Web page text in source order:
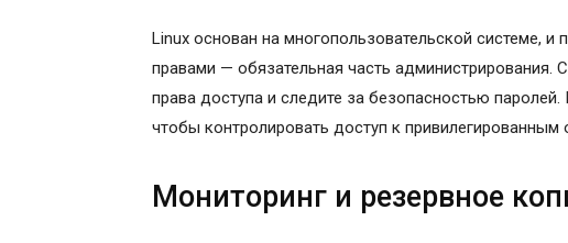
Linux основан на многопользовательской системе, и
правами — обязательная часть администрирования.
права доступа и следите за безопасностью
чтобы контролировать доступ к привилегированным
Мониторинг и резервное